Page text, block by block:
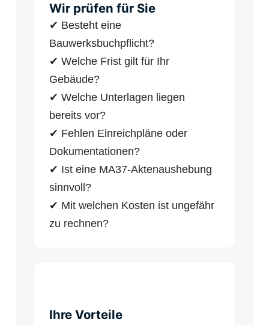
Wir prüfen für Sie
✔ Besteht eine
Bauwerksbuchpflicht?
✔ Welche Frist gilt für Ihr
Gebäude?
✔ Welche Unterlagen liegen
bereits vor?
✔ Fehlen Einreichpläne oder
Dokumentationen?
✔ Ist eine MA37-Aktenaushebung
sinnvoll?
✔ Mit welchen Kosten ist ungefähr
zu rechnen?
Ihre Vorteile